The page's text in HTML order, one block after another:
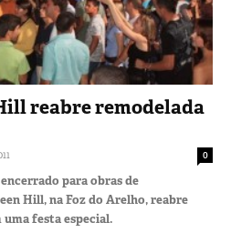
reabre remodelada
0
para obras de
Hill, na Foz do Arelho, reabre
uma festa especial.